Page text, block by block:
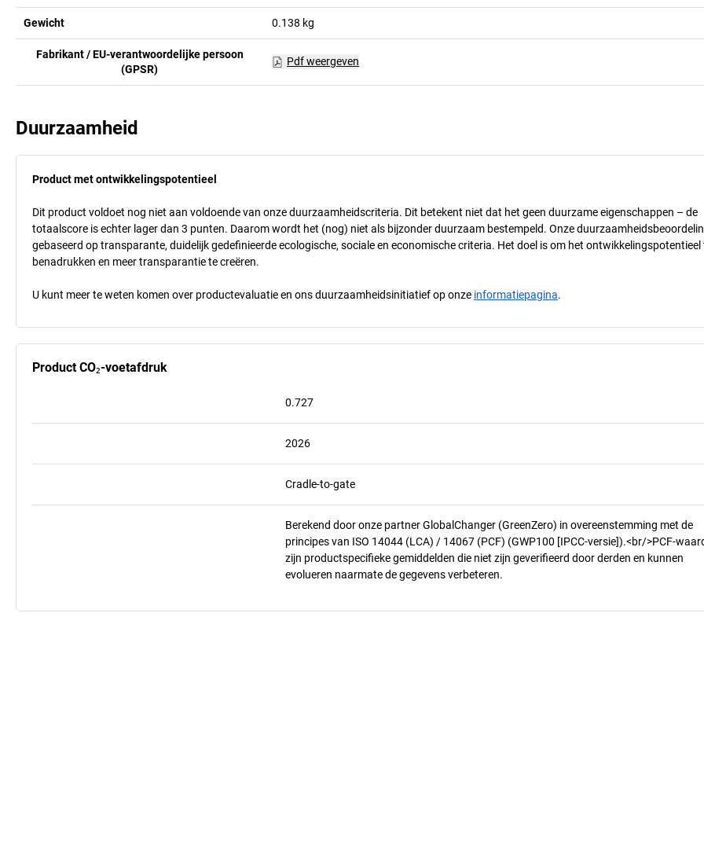
Gewicht 0.138 kg
Fabrikant / EU-verantwoordelijke persoon
(GPSR)
Pdf weergeven
Duurzaamheid
Product met ontwikkelingspotentieel
Dit product voldoet nog niet aan voldoende van onze duurzaamheidscriteria. Dit betekent niet dat het geen duurzame eigenschappen – de
totaalscore is echter lager dan 3 punten. Daarom wordt het (nog) niet als bijzonder duurzaam bestempeld. Onze
gebaseerd op transparante, duidelijk gedefinieerde ecologische, sociale en economische criteria. Het doel is om het ontwikkelingspotentieel
benadrukken en meer transparantie te creëren.
U kunt meer te weten komen over productevaluatie en ons duurzaamheidsinitiatief op onze informatiepagina.
Product CO₂-voetafdruk
0.727
2026
Cradle-to-gate
Berekend door onze partner GlobalChanger (GreenZero) in overeenstemming met de
principes van ISO 14044 (LCA) / 14067 (PCF) (GWP100 [IPCC-versie]).<br/>PCF-
zijn productspecifieke gemiddelden die niet zijn geverifieerd door derden en kunnen
evolueren naarmate de gegevens verbeteren.